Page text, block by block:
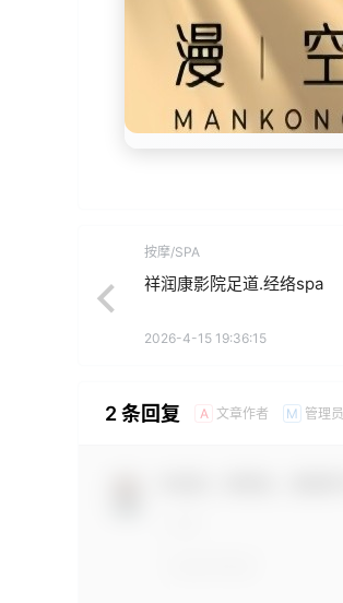
按摩/SPA
祥润康影院足道.经络spa
2026-4-15 19:36:15
2 条回复 A 文章作者 M 管理员